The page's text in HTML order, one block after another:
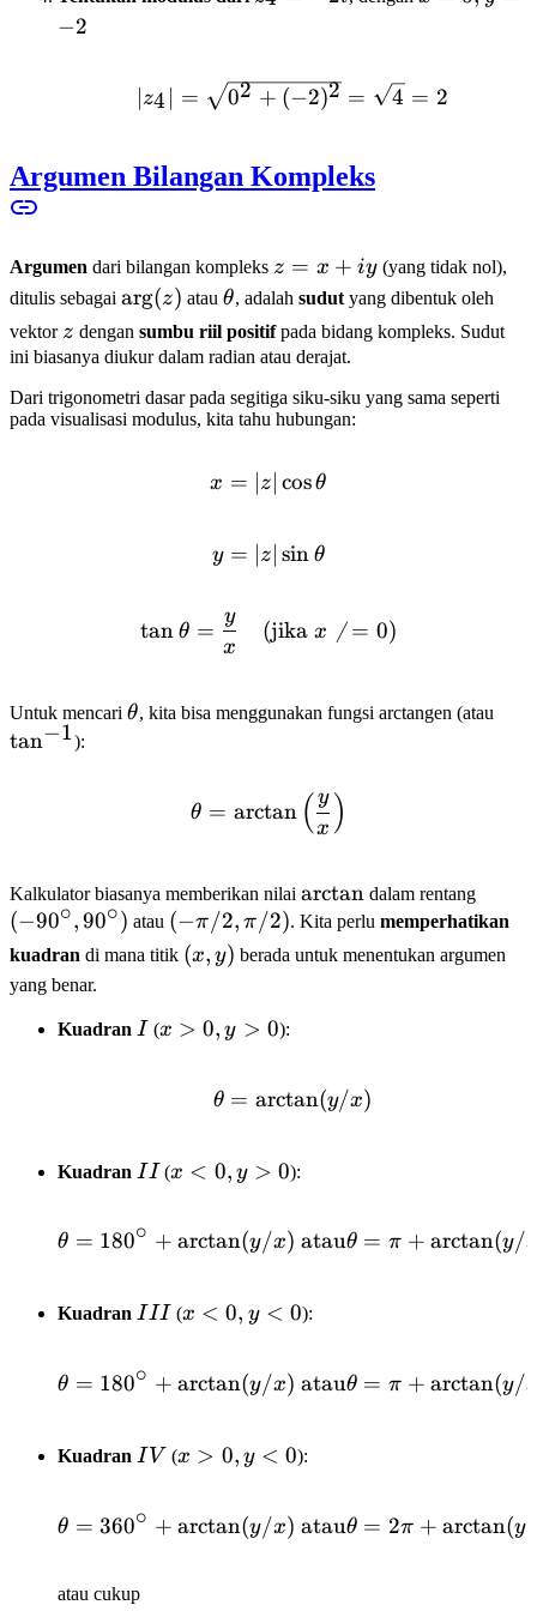
−2
|z_4| = \sqrt{0^2 + (-
z4 = 02 + (−2)2 = 4 = 2
Argumen Bilangan Kompleks
Argumen dari bilangan kompleks z
=
x
+
z = x + iy(yang tidak nol),
ditulis sebagai \arg(z)
arg(z) atau\theta
θ, adalah sudutyang dibentuk oleh
vektor z
z dengan sumbu riil positifpada bidang kompleks. Sudut
ini biasanya diukur dalam radian atau derajat.
Dari trigonometri dasar pada segitiga siku-siku yang sama seperti
pada visualisasi modulus, kita tahu hubungan:
x = |z| \cos \theta
x = z cosθ
y = |z| \sin \theta
y = z sin θ
\tan \theta = \frac{y}{x}
tan θ =
x
y
(jika x = 0)
Untuk mencari \theta
θ, kita bisa menggunakan fungsi arctangen (atau
tan−1):
\theta =
θ = arctan ( x
y )
Kalkulator biasanya memberikan nilai \arctan
arctan dalam rentang
(−90∘,90∘) atau (-
\pi/2,
\pi/2)
(−π/2, π/2). Kita perlu memperhatikan
kuadran di mana titik (x,
(x, y) berada untuk menentukan argumen
yang benar.
Kuadran I
I (x>0,
x > 0, y > 0):
\theta = \arctan(y/x)
θ = arctan(y/x)
Kuadran II
II (x<0,
x < 0, y > 0):
\theta = 180^\circ +
θ = 180∘ + arctan(y/x) atauθ = π + arctan(y/
Kuadran III
III (x<0,
x < 0, y < 0):
\theta = 180^\circ +
θ = 180∘ + arctan(y/x) atauθ = π + arctan(y/
Kuadran IV
I V (x>0,
x > 0, y < 0):
\theta = 360^\circ +
θ = 360∘ + arctan(y/x) atauθ = 2π + arctan(y/
atau cukup